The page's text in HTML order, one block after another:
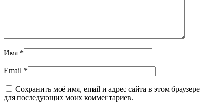
Имя *
Email *
Сохранить моё имя, email и адрес сайта в этом браузере
для последующих моих комментариев.